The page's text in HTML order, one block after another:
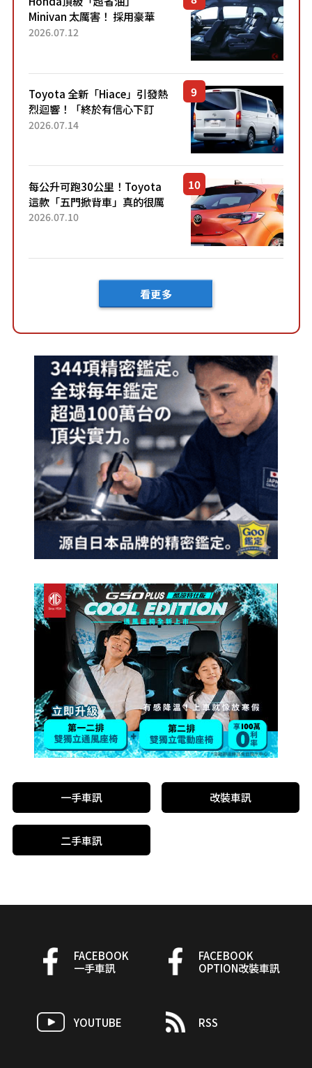
Minivan 太厲害！ 採用豪華
「真皮座椅」與專屬「黑色內
「三...
2026.07.12
Toyota 全新「Hiace」引發熱
烈迴響！「終於有信心下訂
了！」「哪個等級交車最
車？...
2026.07.14
每公升可跑30公里！Toyota
這款「五門掀背車」真的很厲
害！ 擁有全長4.3公尺的「剛剛
2026.07.10
看更多
一手車訊 改裝車訊
二手車訊
FACEBOOK
一手車訊
FACEBOOK
OPTION改裝車訊
YOUTUBE RSS